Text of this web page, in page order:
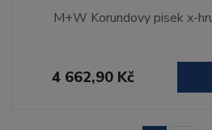
M+W Korundovy pisek x-
4 662,90 Kč